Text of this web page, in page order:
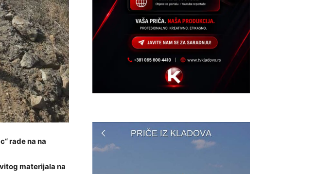
rade na na
materijala na